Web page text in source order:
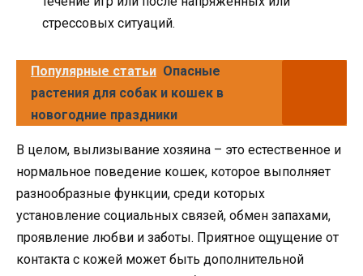
стрессовых ситуаций.
Популярные статьи Опасные
растения для собак и кошек в
новогодние праздники
В целом, вылизывание хозяина – это естественное и
нормальное поведение кошек, которое выполняет
разнообразные функции, среди которых
установление социальных связей, обмен запахами,
проявление любви и заботы. Приятное ощущение от
контакта с кожей может быть дополнительной